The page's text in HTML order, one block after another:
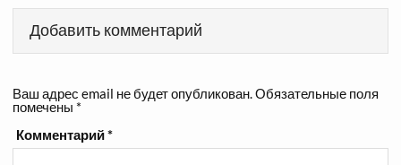
Добавить комментарий
Ваш адрес email не будет опубликован.Обязательные поля
помечены *
Комментарий*